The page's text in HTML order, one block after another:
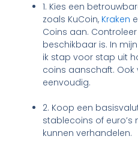
1. Kies een
zoals KuCoin, Kraken
Coins aan.
beschikbaar is. In
ik stap voor stap uit
coins aanschaft.
eenvoudig.
2. Koop een
stablecoins of euro’s
kunnen verhandelen.